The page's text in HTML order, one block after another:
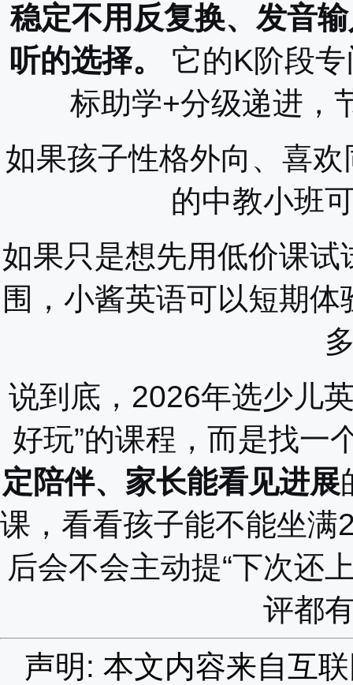
稳定不用反复换、发音
听的选择。
它的K阶段
标助学+分级递进，
如果孩子性格外向、喜
的中教小班
如果只是想先用低价课
围，小酱英语可以短期
说到底，2026年选少儿
好玩”的课程，而是找一
定陪伴、家长能看见进展
课，看看孩子能不能坐满
后会不会主动提“下次
评都
声明: 本文内容来自互